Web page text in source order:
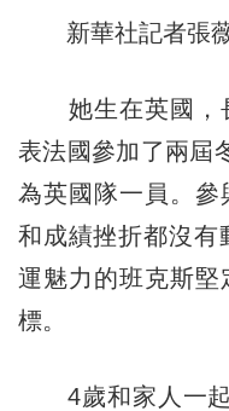
新華社記者張
她生在英國，
表法國參加了兩屆
為英國隊一員。參
和成績挫折都沒有
運魅力的班克斯堅
標。
4歲和家人一起